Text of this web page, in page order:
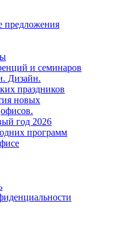
предложения
и семинаров
Дизайн.
праздников
новых
год 2026
программ